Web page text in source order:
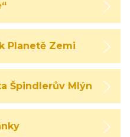
Planetě Zemi
Špindlerův Mlýn